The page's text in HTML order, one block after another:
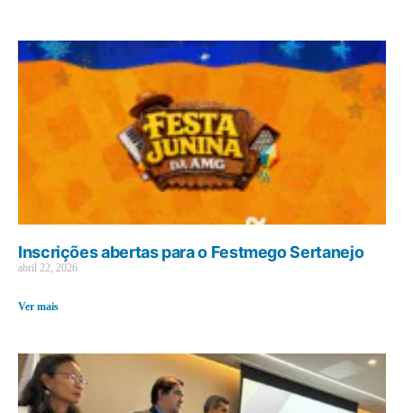
Inscrições abertas para o Festmego Sertanejo
abril 22, 2026
Ver mais